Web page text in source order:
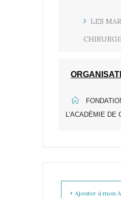
LES
L'ACADÉMIE DE
+ Ajouter à mon